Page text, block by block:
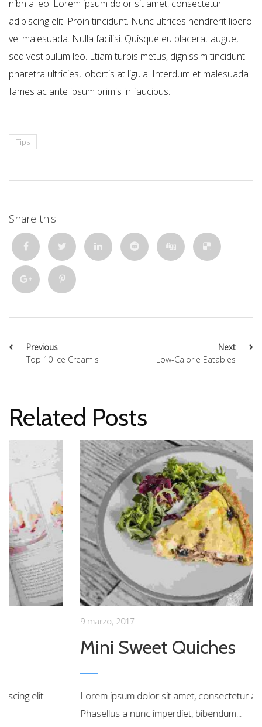
nibh a leo. Lorem ipsum dolor sit amet, consectetur
adipiscing elit. Proin tincidunt. Nunc ultrices hendrerit libero
vel malesuada. Nulla facilisi. Quisque eu placerat augue,
sed vestibulum leo. Etiam turpis metus, dignissim tincidunt
pharetra ultricies, lobortis at ligula. Interdum et malesuada
fames ac ante ipsum primis in faucibus.
Tips
Share this :
Previous
Top 10 Ice Cream's
Next
Low-Calorie Eatables
Related Posts
Mini Sweet Quiches
Lorem ipsum dolor sit amet, consectetur adipiscing elit.
Phasellus a nunc imperdiet, bibendum...